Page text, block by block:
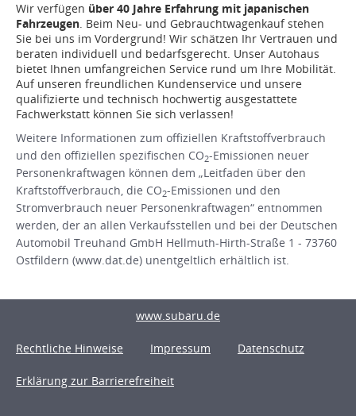
Wir verfügen über 40 Jahre Erfahrung mit japanischen
Fahrzeugen. Beim Neu- und Gebrauchtwagenkauf stehen
Sie bei uns im Vordergrund! Wir schätzen Ihr Vertrauen und
beraten individuell und bedarfsgerecht. Unser Autohaus
bietet Ihnen umfangreichen Service rund um Ihre Mobilität.
Auf unseren freundlichen Kundenservice und unsere
qualifizierte und technisch hochwertig ausgestattete
Fachwerkstatt können Sie sich verlassen!
Weitere Informationen zum offiziellen Kraftstoffverbrauch
und den offiziellen spezifischen CO2-Emissionen neuer
Personenkraftwagen können dem „Leitfaden über den
Kraftstoffverbrauch, die CO2-Emissionen und den
Stromverbrauch neuer Personenkraftwagen“ entnommen
werden, der an allen Verkaufsstellen und bei der Deutschen
Automobil Treuhand GmbH Hellmuth-Hirth-Straße 1 - 73760
Ostfildern (www.dat.de) unentgeltlich erhältlich ist.
www.subaru.de
Rechtliche Hinweise Impressum Datenschutz
Erklärung zur Barrierefreiheit